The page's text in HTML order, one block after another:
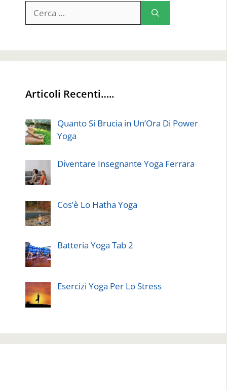
per:
Articoli Recenti…..
Quanto Si Brucia in Un’Ora Di Power
Yoga
Diventare Insegnante Yoga Ferrara
Cos’è Lo Hatha Yoga
Batteria Yoga Tab 2
Esercizi Yoga Per Lo Stress